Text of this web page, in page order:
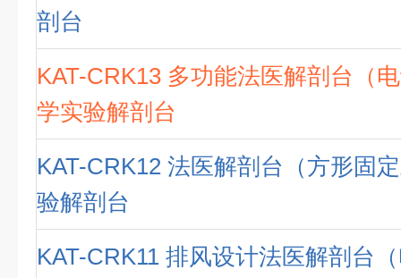
剖台
KAT-CRK13 多功能法医解剖台（
学实验解剖台
KAT-CRK12 法医解剖台（方形固
验解剖台
KAT-CRK11 排风设计法医解剖台